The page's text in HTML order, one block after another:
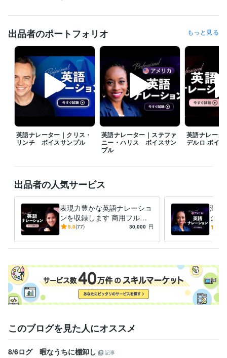
メディア・出版・広告 / プロデューサー・ディレクター
経験年数 : 5
職歴
フリーランス 2010年11月 ~ 2015年1月
音楽スタジオ兼DJスクール 2015年1月 ~ 2016年11月
Mug 2 Lane（マグトゥレーン） 2017年3月 ~ 現在
資格・検定
Excel表計算処理技能認定試験 1級 取得年 : 2017年
Word文書処理技能認定試験 1級 取得年 : 2016年
PowerPointプレゼンテーション技能認定試験 上級
取得年 : 2017
年
ICTプロフィシエンシー検定試験 準2級 取得年 : 2019年
iZotope RX:7年 Waves:15年
その他ツール
DAW (Cubase, Nuendo):16年
得意分野
音楽制作・ナレーション 英語音声制作 MA（映像のサウンド編集）
英語版映像制作 一括サポート
映像制作
英語版
ライティング・翻訳 ネイティブ翻訳（日本語100文字～）
英語ネイ
ティブチェック（500単語～）
翻訳 映像翻訳 ローカライズ ネイティブチェック
英語 ビジネスレベル
出品者のポートフォリオ もっと見る
英語ナレーター｜クリス・
リンチ ボイスサンプル
英語ナレーター｜ステファ
ニー・ハリス ボイスサン
プル
英語ナレータ
デルロ ボイ
出品者の人気サービス
表現力豊かな英語ナレーショ
ンを収録します 商用フルパ
ッケージ｜著作権譲渡・無料
5.0(77) 30,000 円
温か
ショ
ルパ
このブログを見た人にオススメ
8/6ログ 暇なうちに棚卸し
記事